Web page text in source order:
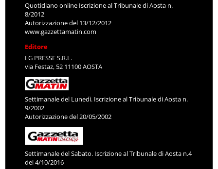
Quotidiano online Iscrizione al Tribunale di Aosta n.
8/2012
Autorizzazione del 13/12/2012
www.gazzettamatin.com
Editore
LG PRESSE S.R.L.
via Festaz, 52 11100 AOSTA
Settimanale del Lunedì. Iscrizione al Tribunale di Aosta n.
9/2002
Autorizzazione del 20/05/2002
Settimanale del Sabato. Iscrizione al Tribunale di Aosta n.4
del 4/10/2016